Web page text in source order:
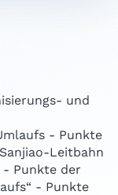
und
- Punkte
Leitbahn
Punkte der
- Punkte